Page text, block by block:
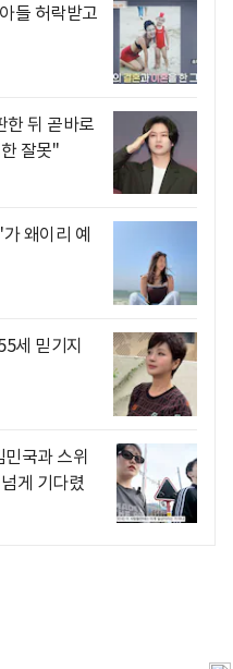
들 허락받고
한 뒤 곧바로
잘못"
왜이리 예
세 믿기지
국과 스위
게 기다렸